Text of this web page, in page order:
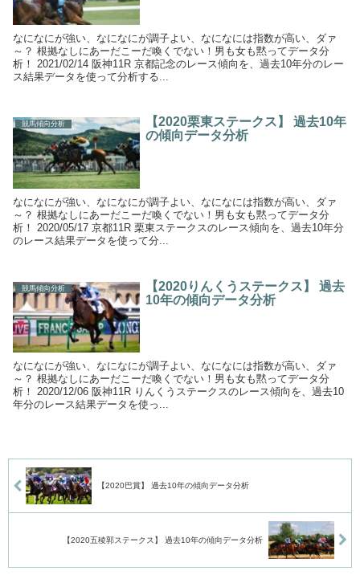
なになにが強い、なになにが調子よい、なになには指数が高い、ダァ
～？ 根拠なしにあーだこーだ喚くでない！男も女も黙ってデータ分
析！ 2021/02/14 阪神11R 京都記念のレース傾向を、過去10年分のレー
ス結果データを使って分析する...
競馬傾向分析
【2020栗東ステークス】 過去10年
の傾向データ分析
なになにが強い、なになにが調子よい、なになには指数が高い、ダァ
～？ 根拠なしにあーだこーだ喚くでない！男も女も黙ってデータ分
析！ 2020/05/17 京都11R 栗東ステークスのレース傾向を、過去10年分
のレース結果データを使って分...
競馬傾向分析
【2020りんくうステークス】 過去
10年の傾向データ分析
なになにが強い、なになにが調子よい、なになには指数が高い、ダァ
～？ 根拠なしにあーだこーだ喚くでない！男も女も黙ってデータ分
析！ 2020/12/06 阪神11R りんくうステークスのレース傾向を、過去10
年分のレース結果データを使っ...
【2020巴賞】 過去10年の傾向データ分析
【2020五稜郭ステークス】 過去10年の傾向データ分析